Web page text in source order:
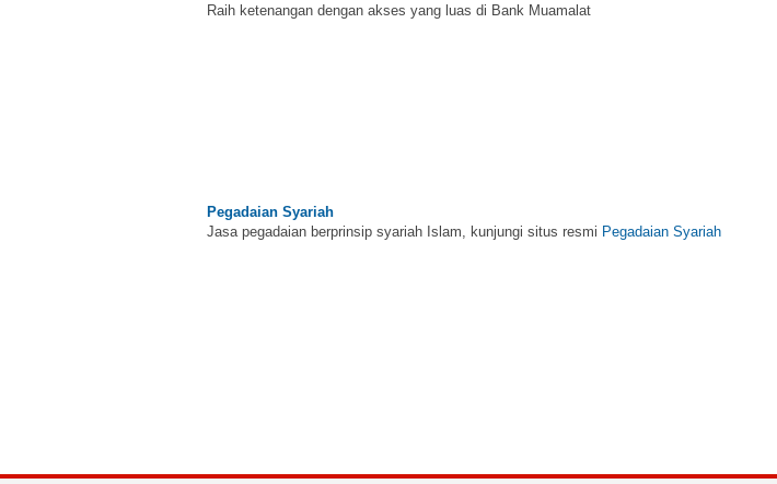
Raih ketenangan dengan akses yang luas di Bank Muamalat
Pegadaian Syariah
Jasa pegadaian berprinsip syariah Islam, kunjungi situs resmi Pegadaian Syariah